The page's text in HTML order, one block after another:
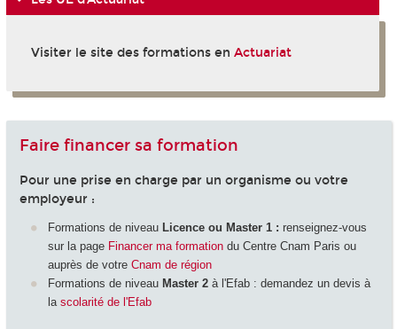
Visiter le site des formations en Actuariat
Faire financer sa formation
Pour une prise en charge par un organisme ou votre
employeur :
Formations de niveau Licence ou Master 1 : renseignez-vous
sur la page Financer ma formation du Centre Cnam Paris ou
auprès de votre Cnam de région
Formations de niveau Master 2 à l'Efab : demandez un devis à
la scolarité de l'Efab